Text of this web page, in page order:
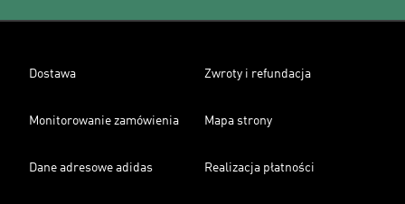
Dostawa Zwroty i refundacja
Monitorowanie zamówienia Mapa strony
Dane adresowe adidas Realizacja płatności